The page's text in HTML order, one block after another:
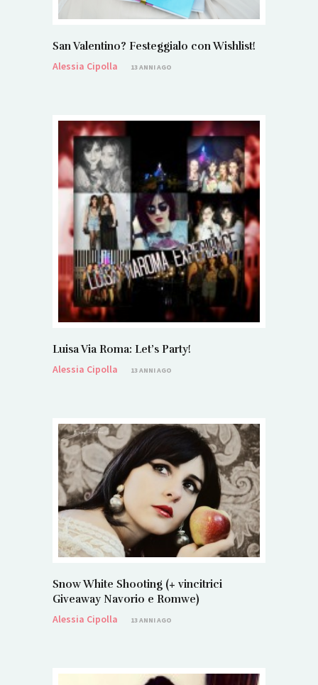
San Valentino? Festeggialo con Wishlist!
Alessia Cipolla
13 ANNI AGO
Luisa Via Roma: Let’s Party!
Alessia Cipolla
13 ANNI AGO
Snow White Shooting (+ vincitrici
Giveaway Navorio e Romwe)
Alessia Cipolla
13 ANNI AGO